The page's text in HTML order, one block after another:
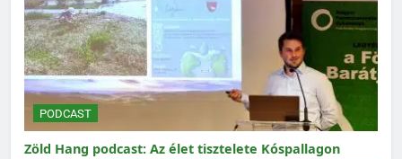
PODCAST
Zöld Hang podcast: Az élet tisztelete Kóspallagon